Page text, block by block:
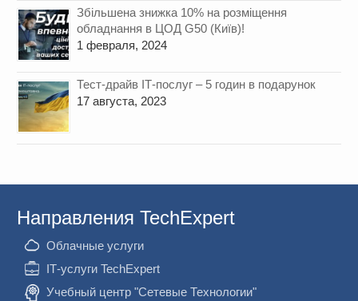
Збільшена знижка 10% на розміщення
обладнання в ЦОД G50 (Київ)!
1 февраля, 2024
Тест-драйв ІТ-послуг – 5 годин в подарунок
17 августа, 2023
Направления TechExpert
Облачные услуги
ІТ-услуги TechExpert
Учебный центр "Сетевые Технологии"